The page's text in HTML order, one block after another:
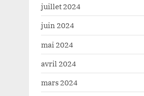
juillet 2024
juin 2024
mai 2024
avril 2024
mars 2024